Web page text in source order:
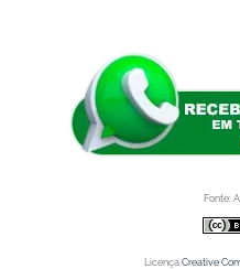
Fonte:
Licença Creative